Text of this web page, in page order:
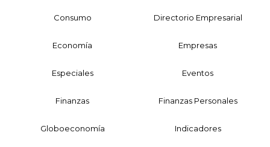
Consumo Directorio Empresarial
Economía Empresas
Especiales Eventos
Finanzas Finanzas Personales
Globoeconomía Indicadores